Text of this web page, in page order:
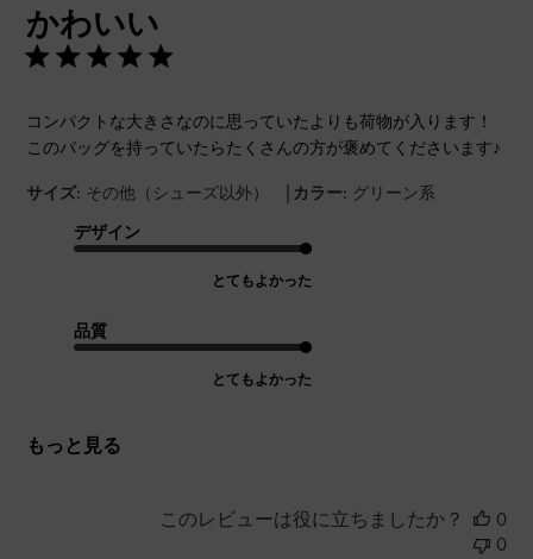
かわいい
コンパクトな大きさなのに思っていたよりも荷物が入ります！
このバッグを持っていたらたくさんの方が褒めてくださいます♪
サイズ: その他（シューズ以外） | カラー: グリーン系
デザイン
とてもよかった
品質
とてもよかった
もっと見る
このレビューは役に立ちましたか？
0
0